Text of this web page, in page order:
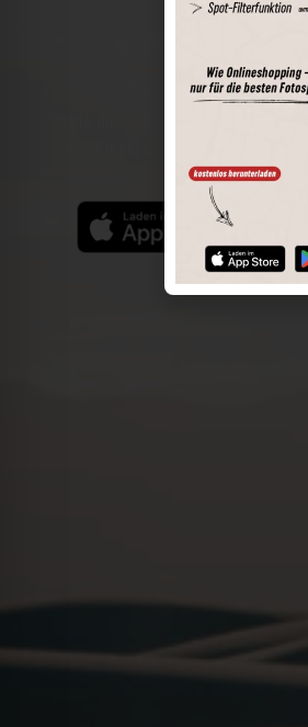
Sonnenstände am Spot
Finde die besten Fotospots noch
App für iOS und Android und
Funktionsumfang